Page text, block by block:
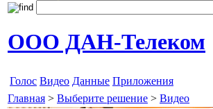
ООО ДАН-Телеком
Голос Видео Данные Приложения
Главная > Выберите решение > Видео